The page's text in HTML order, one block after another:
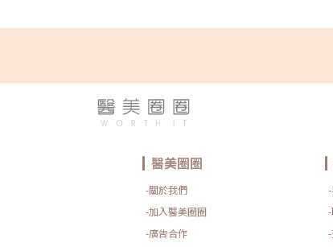
醫美圈圈
-關於我們
-加入醫美圈圈
-廣告合作